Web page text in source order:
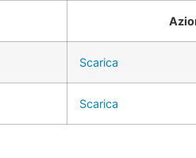
Scarica
Scarica